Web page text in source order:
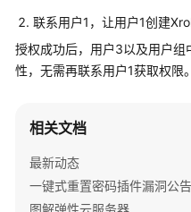
题
产
品
ECS
建
联系用户1，让用户1创建
授权成功后，用户3以及用户
性，无需再联系用户1获取权限。
相关文档
最新动态
一键式重置密码插件漏洞公告
图解弹性云服务器